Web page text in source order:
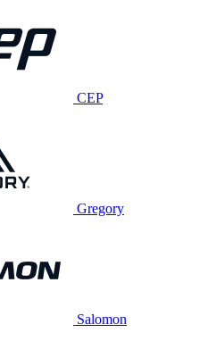
CEP
Gregory
Salomon